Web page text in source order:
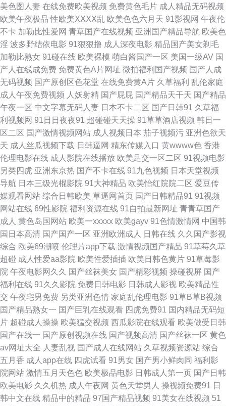
韩高黄 AV免费在线观看网站 国产伪娘ts在线 黄色性生活网站 撸啊撸电影 老
湿机午夜福利院 欧美色91小说 欧美性咸美女 日本www乿94 日韩中文字幕在
一 天天幹狠狠幹 亚洲 中文 天天草天天草 日韩高清无 日韩精品极品 天堂素
人搭讪 香蕉狼人久久伊视频 917813巨乳 a黄在线看 传媒一区 狠狠的肏 欧美
日韩视频图片一二三 看片的网站 91大神大战高跟丝袜 91视频大香蕉 91免费
网址 91网红 草草孚力影院 久久久久久久久久久亚洲 欧美另类重口性爱 日韩
国产亚洲欧美 婷婷久草一区二区三区 迅雷下载bt天堂 桃色影院 日韩精品欧
美精品夜夜爱 天天开肏逼 亚州AV影院 淫孕妇 最近中文字幕完整国语版 91
免费网 第一导航福利所大全你懂的 久久本线一二三区 欧美美女再线播放视
频 豆花吃瓜社区跳转 国产高清精品二区 很很爱在线免费 久久r强奸 欧美精品
一品区 青青草国产精品 少妇的B 6080新视电电影院 91工厂视频免费观看 91
视频免贵观看 bt磁力搜索引擎大全 都市激情站长工具 免费韩国 青青草原视
频影院 天堂中文在线淫 2020tv 91黑丝袜 91基地伊人婷婷 97操擦 大香蕉w
女抠逼 天天要夜夜要 2020国内精品视频 91狠狠超踫在线 97资源站超碰 草
莓视频国产 国产91网 国产亚洲欧美在线 老湿机91 欧美亚洲天堂 午夜免费视
频在线观看 91大神在线视频看看 最近中文字幕中文7 91大神影院 91看片在
美色图人妻 在线免费欧美视频 免费黄色毛片 成人精品无码视频
欧美午夜极品 性欧美ⅩⅩⅩⅩ乱 欧美色色六月天 91影视网 午夜伦
不卡 加勒比性爱网 青草国产在线视频 亚洲国产精品导航 欧美色
淫 波多野结依电影 91狠狠撸 成人深夜电影 精品国产美女剃毛
加勒比熟女 91碰在线 欧美裸模 萌白酱国产一区 美国一级AV 国
产人在线成免费 免费黄色A片网址 微拍福利国产视频 国产人成
无码视频 国产原创区色花堂 在线免费黄A片 久草福利 乱伦家庭
成人午夜免费视频 人妖射精 国产屁屁 国产精品天干天 国产精品
午夜一区 中文字幕无码人妻 日本不卡二区 国产日韩91 久草福
利视频网 91日日夜夜91 超碰碰天天操 91草草酒店视频 韩日一
区二区 国产激情视频网站 成人视频日本 茄子视频污 亚洲色欲天
天 成人丝瓜视频下载 日韩逼网 精东传媒入口 黄wwww色 香港
伦理电影在线 成人影院在线播放 欧美足交一区二区 91视频电影
另类四虎 亚洲东京热 国产不卡在线 91九色视频 日本天堂视频
导航 日本三级光棍影院 91大神精品 欧美怡红院院二区 爱豆传
媒观看网站 综合日韩欧美 草逼网首页 国产日韩精品91 91视频
网站在线 69性影院 福利资源在线 91自拍最新网址 青青草国产
成人 黄色岛国网站 欧美一xxxxx 欧美gayv 91色情激情网 中国韩
国日本高清 国产国产一区 亚洲欧洲成人 日韩在线 久久国产影视
综合 欧美69潮喷 伦理片app下载 激情视频国产精品 91草莓久草
超碰 成人性爱aa影院 欧美性爱插插 欧美日韩色黄片 91草莓影
院 午夜电影网久久 国产丝袜美女 国产精彩视频 操碰视屏 国产
福利在线 91久久影院 免费日韩电影 日韩成人影视 欧美精品性
交 午夜宅男免费 另类亚洲色情 家庭乱伦理电影 91草B草B视频
国产精品熟女一 国产巨乳在线观看 四虎免费91 国内精品无码短
片 超碰成人操操 欧美猛交视频 西瓜影院在线观看 欧美做受日韩
国产在线一 国产原创视频在线 国产视频高清 国产丝袜一区 黄色
av网址大全 人妻乱视 国产成人在线网站 久草视频资源站 综合
五月香 成人app在线 四虎试看 91男女 国产男小鲜肉同 福利影
院网站 激情五月天色色 欧美极品电影 日韩成人第一页 国产日韩
欧美电影 久久机热 成人午夜网 黄色天堂男人 操视频免费91 日
韩中文在线 精品中的精品 97国产精品视频 91美女在线视频 51